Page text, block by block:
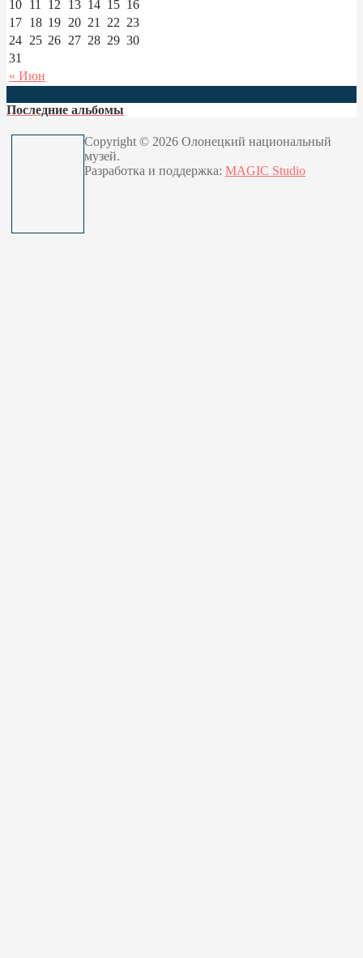
« Июн
10 11 12 13 14 15 16
17 18 19 20 21 22 23
24 25 26 27 28 29 30
31
Последние альбомы
Copyright © 2026 Олонецкий национальный
музей.
Разработка и поддержка: MAGIC Studio